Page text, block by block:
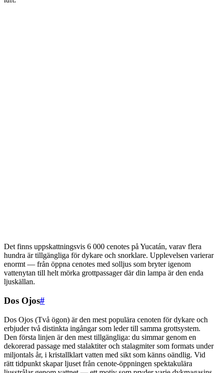
Det finns uppskattningsvis 6 000 cenotes på Yucatán, varav flera
hundra är tillgängliga för dykare och snorklare. Upplevelsen varierar
enormt — från öppna cenotes med solljus som bryter igenom
vattenytan till helt mörka grottpassager där din lampa är den enda
ljuskällan.
Dos Ojos#
Dos Ojos (Två ögon) är den mest populära cenoten för dykare och
erbjuder två distinkta ingångar som leder till samma grottsystem.
Den första linjen är den mest tillgängliga: du simmar genom en
dekorerad passage med stalaktiter och stalagmiter som formats under
miljontals år, i kristallklart vatten med sikt som känns oändlig. Vid
rätt tidpunkt skapar ljuset från cenote-öppningen spektakulära